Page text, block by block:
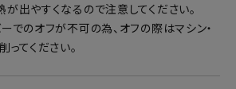
出やすくなるので注意してください。
でのオフが不可の為、オフの際はマシン・
ってください。